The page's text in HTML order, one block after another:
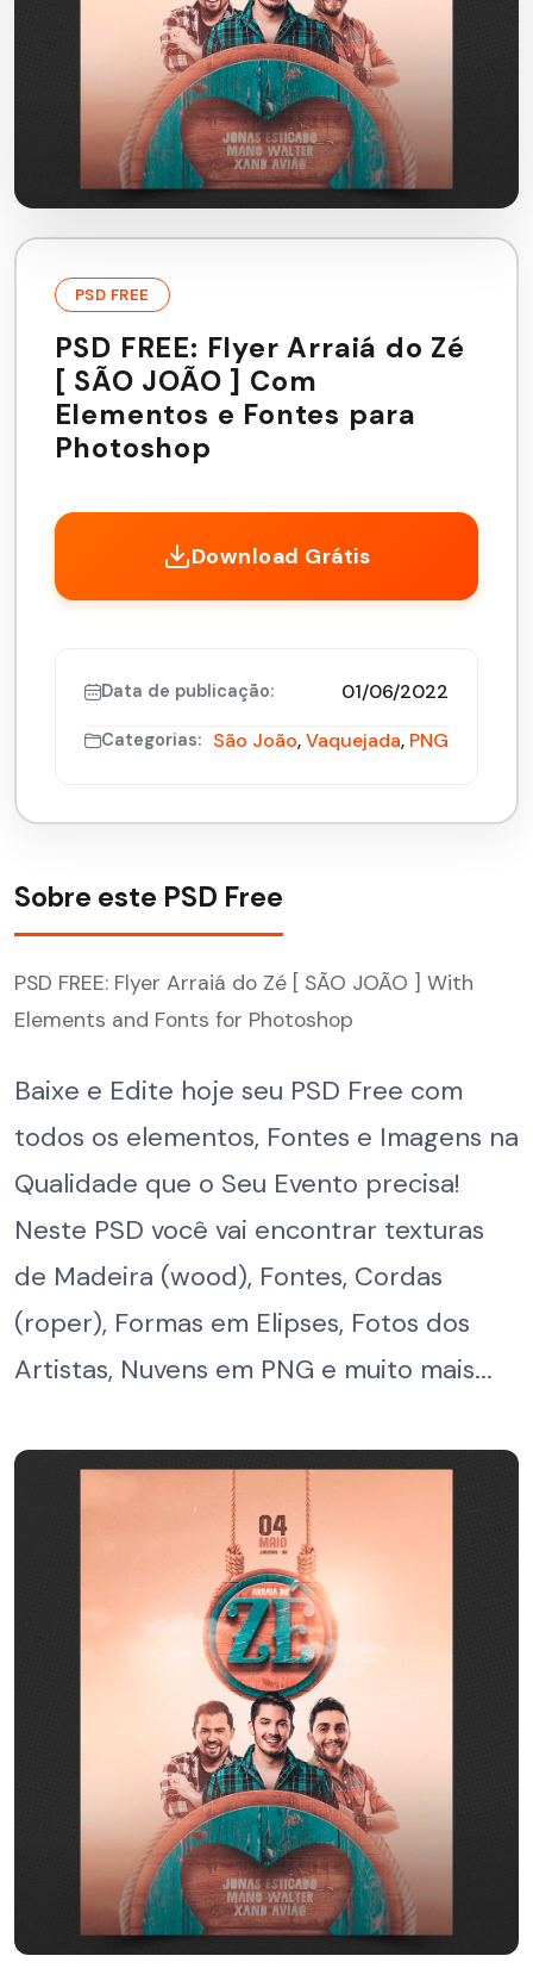
PSD FREE
PSD FREE: Flyer Arraiá do Zé
[ SÃO JOÃO ] Com
Elementos e Fontes para
Photoshop
Download Grátis
Data de publicação: 01/06/2022
Categorias: São João,Vaquejada, PNG
Sobre este PSD Free
PSD FREE: Flyer Arraiá do Zé [ SÃO JOÃO ] With
Elements and Fonts for Photoshop
Baixe e Edite hoje seu PSD Free com
todos os elementos, Fontes e Imagens na
Qualidade que o Seu Evento precisa!
Neste PSD você vai encontrar texturas
de Madeira (wood), Fontes, Cordas
(roper), Formas em Elipses, Fotos dos
Artistas, Nuvens em PNG e muito mais...